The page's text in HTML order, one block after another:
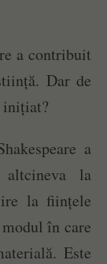
a contribuit
Dar de
inițiat?
a
la
la ființele
în care
Este